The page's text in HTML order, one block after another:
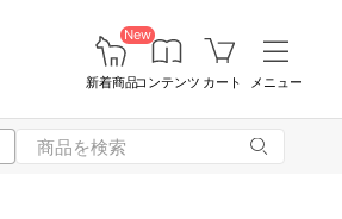
New
新着商品コンテンツ カート メニュー